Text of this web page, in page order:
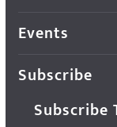
Events
Subscribe
Subscribe